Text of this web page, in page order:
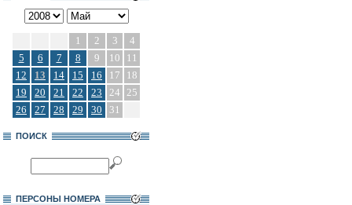
1 2 3
4
5
6 7 8 9 10
11
12
13 14 15 16 17
18
19
20 21 22 23 24 25
26
27 28 29 30 31
ПОИСК
ПЕРСОНЫ НОМЕРА